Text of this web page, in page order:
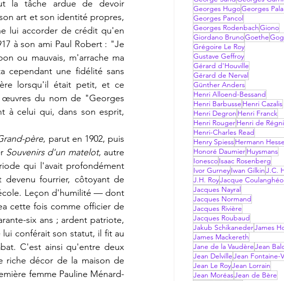
la tâche ardue de devoir
art et son identité propres,
lui accorder de crédit qu'en
à son ami Paul Robert : "Je
ou mauvais, m'arrache ma
cependant une fidélité sans
lorsqu'il était petit, et ce
du nom de "Georges
à celui qui, dans son esprit,
père, parut en 1902, puis
Souvenirs d'un matelot, autre
qui l'avait profondément
fourrier, côtoyant de
Leçon d'humilité — dont
cette fois comme officier de
six ans ; ardent patriote,
conférait son statut, il fit au
C'est ainsi qu'entre deux
riche décor de la maison de
femme Pauline Ménard-
Georges HugoGeorges
Georges Pancol
Georges RodenbachGiono
Giordano BrunoGoethe
Grégoire Le Roy
Gustave Geffroy
Gérard d'Houville
Gérard de Nerval
Günther Anders
Henri Alloend-Bessand
Henri Barbusse Henri Cazalis
Henri Degron Henri Franck
Henri RougerHenri de
Henri-Charles Read
Henry SpiessHermann
Honoré DaumierHuysmans
IonescoIsaac Rosenberg
Ivor GurneyIwan GilkinJ.C.
J.H. RoyJacque
Jacques Nayral
Jacques Normand
Jacques Rivière
Jacques Roubaud
Jakub SchikanederJames
James Mackereth
Jane de la VaudèreJean
Jean DelvilleJean Fontaine-
Jean Le RoyJean Lorrain
Jean MoréasJean de Bère